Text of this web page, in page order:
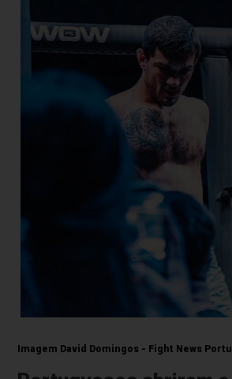
Imagem David Domingos - Fight News